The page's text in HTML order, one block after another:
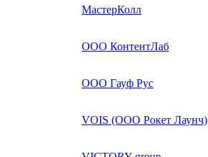
МастерКолл
ООО КонтентЛаб
ООО Гауф Рус
VOIS (ООО Рокет Лаунч)